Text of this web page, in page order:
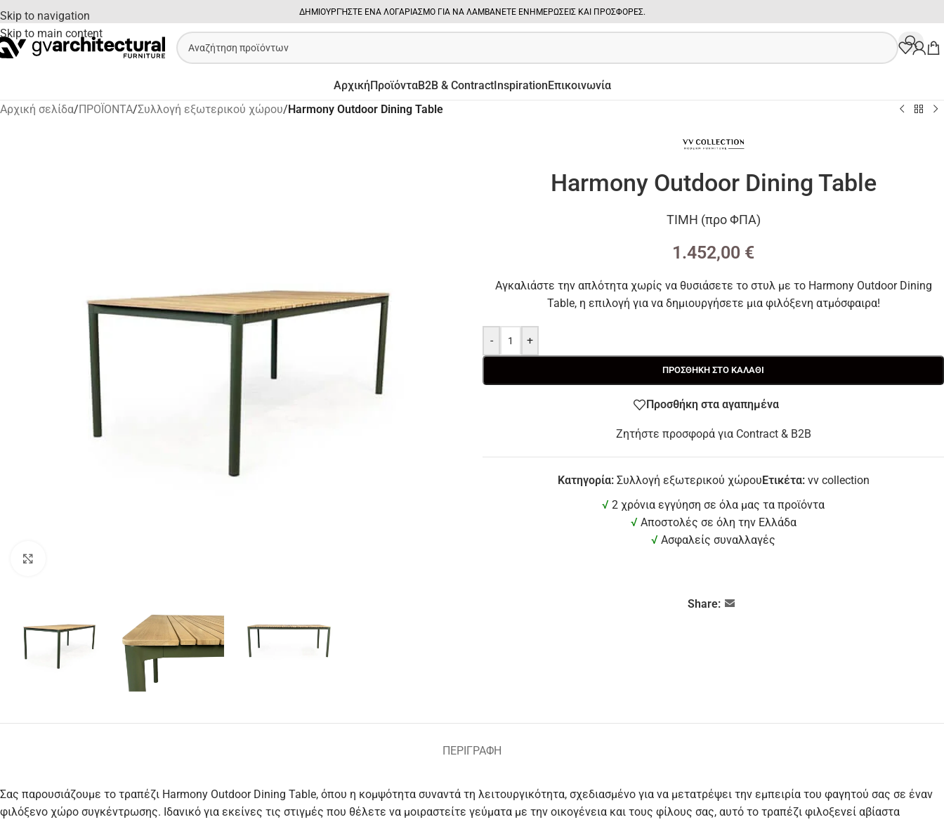
Skip to navigation
Skip to main content
ΔΗΜΙΟΥΡΓΉΣΤΕ ΕΝΑ ΛΟΓΑΡΙΑΣΜΟ ΓΙΑ ΝΑ ΛΑΜΒΑΝΕΤΕ ΕΝΗΜΕΡΩΣΕΙΣ ΚΑΙ ΠΡΟΣΦΟΡΕΣ.
ΑρχικήΠροϊόνταB2B & ContractInspirationΕπικοινωνία
Αρχική σελίδα/ΠΡΟΪΟΝΤΑ/Συλλογή εξωτερικού χώρου/Harmony Outdoor Dining Table
Harmony Outdoor Dining Table
ΤΙΜΗ (προ ΦΠΑ)
1.452,00 €
Αγκαλιάστε την απλότητα χωρίς να θυσιάσετε το στυλ με το Harmony Outdoor Dining
Table, η επιλογή για να δημιουργήσετε μια φιλόξενη ατμόσφαιρα!
- +
ΠΡΟΣΘΉΚΗ ΣΤΟ ΚΑΛΆΘΙ
Προσθήκη στα αγαπημένα
Ζητήστε προσφορά για Contract & B2B
Κατηγορία: Συλλογή εξωτερικού χώρουΕτικέτα: vv collection
√ 2 χρόνια εγγύηση σε όλα μας τα προϊόντα
√ Αποστολές σε όλη την Ελλάδα
√ Ασφαλείς συναλλαγές
Share:
ΠΕΡΙΓΡΑΦΉ
Σας παρουσιάζουμε το τραπέζι Harmony Outdoor Dining Table, όπου η κομψότητα συναντά τη λειτουργικότητα, σχεδιασμένο για να μετατρέψει την εμπειρία του φαγητού σας σε έναν
φιλόξενο χώρο συγκέντρωσης. Ιδανικό για εκείνες τις στιγμές που θέλετε να μοιραστείτε γεύματα με την οικογένεια και τους φίλους σας, αυτό το τραπέζι φιλοξενεί αβίαστα